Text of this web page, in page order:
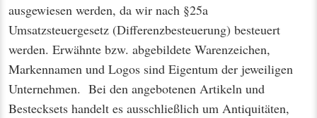
ausgewiesen werden, da wir nach §25a
Umsatzsteuergesetz (Differenzbesteuerung) besteuert
werden. Erwähnte bzw. abgebildete Warenzeichen,
Markennamen und Logos sind Eigentum der jeweiligen
Unternehmen. Bei den angebotenen Artikeln und
Bestecksets handelt es ausschließlich um Antiquitäten,